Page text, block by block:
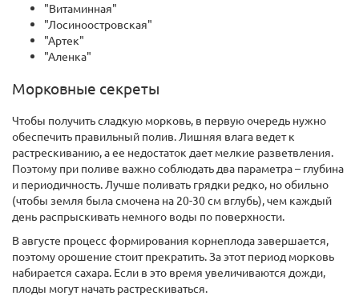
"Витаминная"
"Лосиноостровская"
"Артек"
"Аленка"
Морковные секреты
Чтобы получить сладкую морковь, в первую очередь нужно
обеспечить правильный полив. Лишняя влага ведет к
растрескиванию, а ее недостаток дает мелкие разветвления.
Поэтому при поливе важно соблюдать два параметра – глубина
и периодичность. Лучше поливать грядки редко, но обильно
(чтобы земля была смочена на 20-30 см вглубь), чем каждый
день распрыскивать немного воды по поверхности.
В августе процесс формирования корнеплода завершается,
поэтому орошение стоит прекратить. За этот период морковь
набирается сахара. Если в это время увеличиваются дожди,
плоды могут начать растрескиваться.